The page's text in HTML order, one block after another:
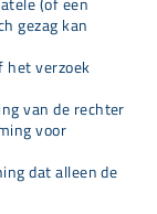
gezag kan
het verzoek
van de rechter
voor
dat alleen de